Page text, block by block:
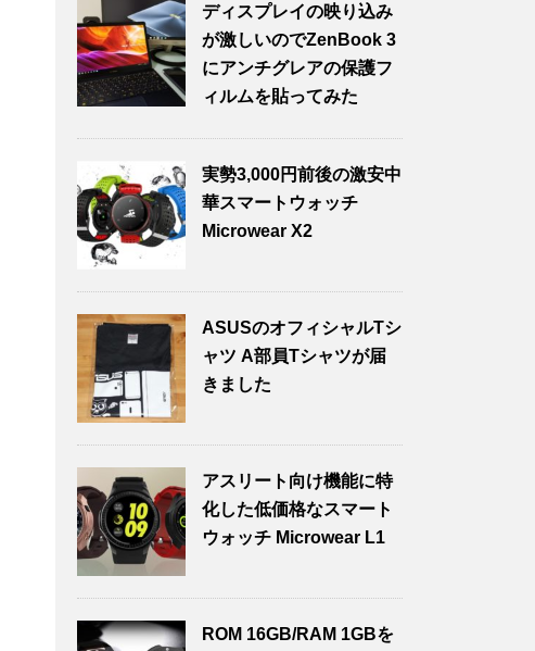
ディスプレイの映り込み
が激しいのでZenBook 3
にアンチグレアの保護フ
ィルムを貼ってみた
実勢3,000円前後の激安中
華スマートウォッチ
Microwear X2
ASUSのオフィシャルTシ
ャツ A部員Tシャツが届
きました
アスリート向け機能に特
化した低価格なスマート
ウォッチ Microwear L1
ROM 16GB/RAM 1GBを